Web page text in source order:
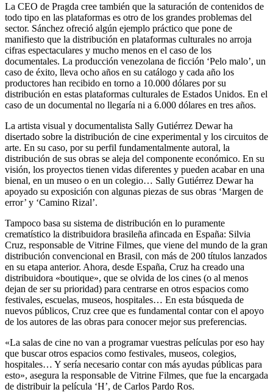
La CEO de Pragda cree también que la saturación de contenidos de
todo tipo en las plataformas es otro de los grandes problemas del
sector. Sánchez ofreció algún ejemplo práctico que pone de
manifiesto que la distribución en plataformas culturales no arroja
cifras espectaculares y mucho menos en el caso de los
documentales. La producción venezolana de ficción ‘Pelo malo’, un
caso de éxito, lleva ocho años en su catálogo y cada año los
productores han recibido en torno a 10.000 dólares por su
distribución en estas plataformas culturales de Estados Unidos. En el
caso de un documental no llegaría ni a 6.000 dólares en tres años.
La artista visual y documentalista Sally Gutiérrez Dewar ha
disertado sobre la distribución de cine experimental y los circuitos de
arte. En su caso, por su perfil fundamentalmente autoral, la
distribución de sus obras se aleja del componente económico. En su
visión, los proyectos tienen vidas diferentes y pueden acabar en una
bienal, en un museo o en un colegio… Sally Gutiérrez Dewar ha
apoyado su exposición con algunas piezas de sus obras ‘Margen de
error’ y ‘Camino Rizal’.
Tampoco basa su sistema de distribución en lo puramente
crematístico la distribuidora brasileña afincada en España: Silvia
Cruz, responsable de Vitrine Filmes, que viene del mundo de la gran
distribución convencional en Brasil, con más de 200 títulos lanzados
en su etapa anterior. Ahora, desde España, Cruz ha creado una
distribuidora «boutique», que se olvida de los cines (o al menos
dejan de ser su prioridad) para centrarse en otros espacios como
festivales, escuelas, museos, hospitales… En esta búsqueda de
nuevos públicos, Cruz cree que es fundamental contar con el apoyo
de los autores de las obras para conocer mejor sus preferencias.
«La salas de cine no van a programar vuestras películas por eso hay
que buscar otros espacios como festivales, museos, colegios,
hospitales… Y sería necesario contar con más ayudas públicas para
esto», asegura la responsable de Vitrine Filmes, que fue la encargada
de distribuir la película ‘H’, de Carlos Pardo Ros.